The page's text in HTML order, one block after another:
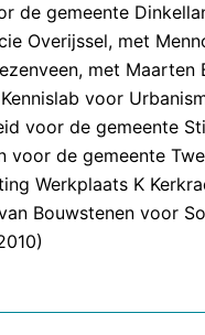
de gemeente
Overijssel, met
met Maarten
voor
voor de gemeente
de gemeente
Werkplaats K
Bouwstenen voor